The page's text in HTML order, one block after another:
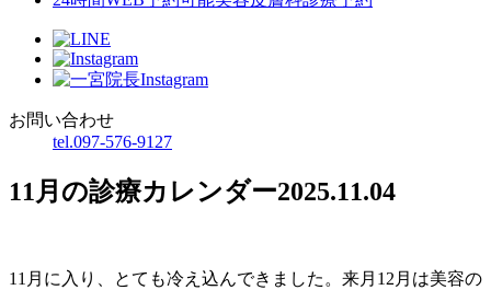
お問い合わせ
tel.097-576-9127
11月の診療カレンダー2025.11.04
11月に入り、とても冷え込んできました。来月12月は美容の